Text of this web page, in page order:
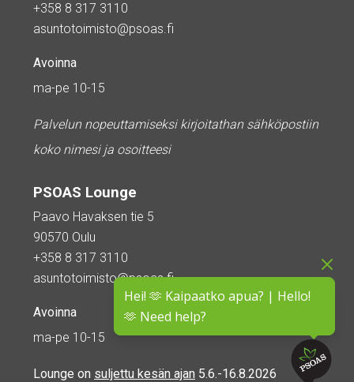
Hei! 🫶 Kaipaatko apua? | Hello!
🫶 Need help?
+358 8 317 3110
asuntotoimisto@psoas.fi
Avoinna
ma-pe 10-15
Palvelun nopeuttamiseksi kirjoitathan sähköpostiin
koko nimesi ja osoitteesi
PSOAS Lounge
Paavo Havaksen tie 5
90570 Oulu
+358 8 317 3110
asuntotoimisto@psoas.fi
Avoinna
ma-pe 10-15
Lounge on suljettu kesän ajan 5.6.-16.8.2026